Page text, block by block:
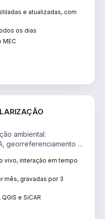
e atualizadas, com
os dias
ambiental:
georreferenciamento e
vivo, interação em tempo
mês, gravadas por 3
e SiCAR